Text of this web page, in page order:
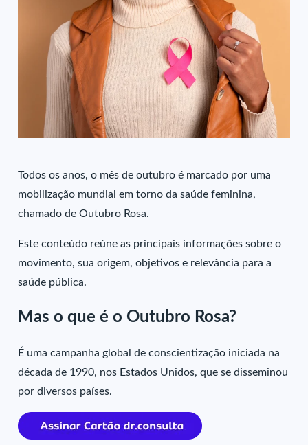
Todos os anos, o mês de outubro é marcado por uma
mobilização mundial em torno da saúde feminina,
chamado de Outubro Rosa.
Este conteúdo reúne as principais informações sobre o
movimento, sua origem, objetivos e relevância para a
saúde pública.
Mas o que é o Outubro Rosa?
É uma campanha global de conscientização iniciada na
década de 1990, nos Estados Unidos, que se disseminou
por diversos países.